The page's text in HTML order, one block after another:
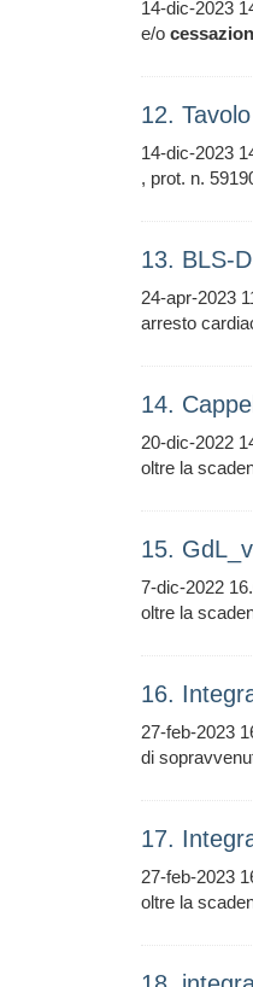
14-dic-2023
e/o
12.
14-dic-2023
, prot. n.
13. BLS-
24-apr-2023
arresto
14.
20-dic-2022
oltre la
15.
7-dic-2022
oltre la
16.
27-feb-2023
di
17.
27-feb-2023
oltre la